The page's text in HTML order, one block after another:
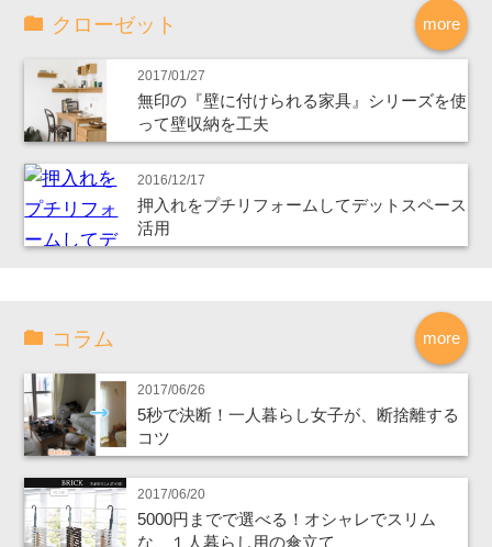
more
クローゼット
2017/01/27
無印の『壁に付けられる家具』シリーズを使
って壁収納を工夫
2016/12/17
押入れをプチリフォームしてデットスペース
活用
more
コラム
2017/06/26
5秒で決断！一人暮らし女子が、断捨離する
コツ
2017/06/20
5000円までで選べる！オシャレでスリム
な、１人暮らし用の傘立て